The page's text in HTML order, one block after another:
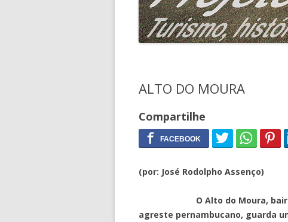
ALTO DO MOURA
Compartilhe
(por: José Rodolpho Assenço)
O Alto do Moura, bairro
agreste pernambucano, guarda